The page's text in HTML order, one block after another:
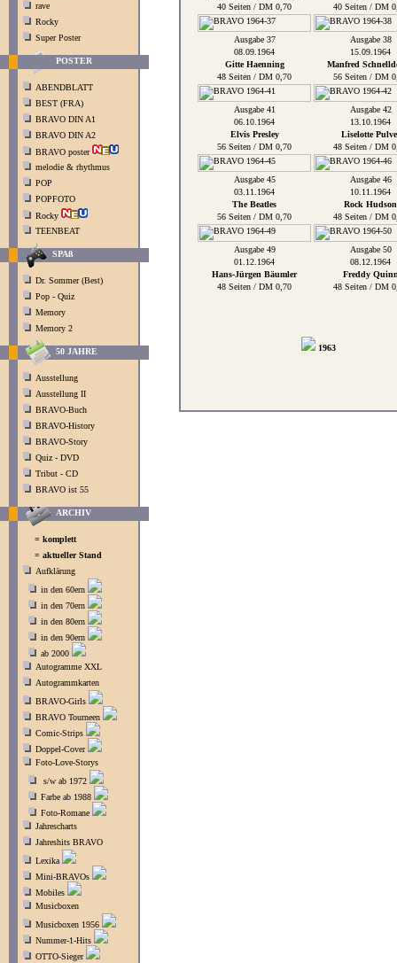
rave
Rocky
Super Poster
POSTER
ABENDBLATT
BEST (FRA)
BRAVO DIN A1
BRAVO DIN A2
BRAVO poster
melodie & rhythmus
POP
POPFOTO
Rocky
TEENBEAT
SPAß
Dr. Sommer (Best)
Pop - Quiz
Memory
Memory 2
50 JAHRE
Ausstellung
Ausstellung II
BRAVO-Buch
BRAVO-History
BRAVO-Story
Quiz - DVD
Tribut - CD
BRAVO ist 55
ARCHIV
= komplett
= aktueller Stand
Aufklärung
in den 60ern
in den 70ern
in den 80ern
in den 90ern
ab 2000
Autogramme XXL
Autogrammkarten
BRAVO-Girls
BRAVO Tourneen
Comic-Strips
Doppel-Cover
Foto-Love-Storys
s/w ab 1972
Farbe ab 1988
Foto-Romane
Jahrescharts
Jahreshits BRAVO
Lexika
Mini-BRAVOs
Mobiles
Musicboxen
Musicboxen 1956
Nummer-1-Hits
OTTO-Sieger
40 Seiten / DM 0,70
40 Seiten / DM
Ausgabe 37
Ausgabe 38
08.09.1964
15.09.1964
Gitte Haenning
Manfred
48 Seiten / DM 0,70
56 Seiten / DM
Ausgabe 41
Ausgabe 42
06.10.1964
13.10.1964
Elvis Presley
Liselotte
56 Seiten / DM 0,70
48 Seiten / DM
Ausgabe 45
Ausgabe 46
03.11.1964
10.11.1964
The Beatles
Rock Hudson
56 Seiten / DM 0,70
48 Seiten / DM
Ausgabe 49
Ausgabe 50
01.12.1964
08.12.1964
Hans-Jürgen Bäumler
Freddy
48 Seiten / DM 0,70
48 Seiten / DM
1963